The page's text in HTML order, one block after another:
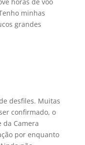
minhas
grandes
desfiles. Muitas
confirmado, o
da Camera
por enquanto